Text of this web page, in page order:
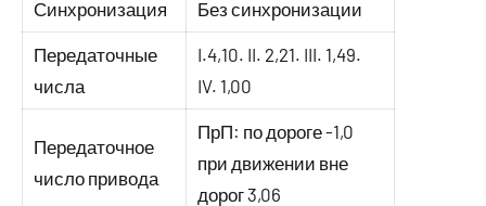
Синхронизация Без синхронизации
Передаточные
числа
I.4,10. II. 2,21. III. 1,49.
IV. 1,00
Передаточное
число привода
ПрП: по дороге -1,0
при движении вне
дорог 3,06